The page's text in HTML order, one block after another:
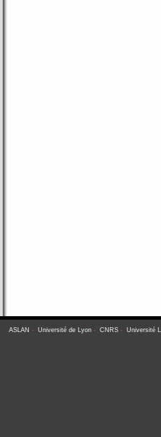
ASLAN - Université de Lyon- CNRS- Université